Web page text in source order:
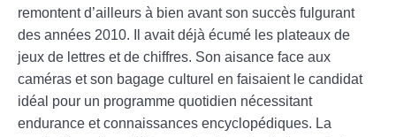
remontent d’ailleurs à bien avant son succès fulgurant
des années 2010. Il avait déjà écumé les plateaux de
jeux de lettres et de chiffres. Son aisance face aux
caméras et son bagage culturel en faisaient le candidat
idéal pour un programme quotidien nécessitant
endurance et connaissances encyclopédiques. La